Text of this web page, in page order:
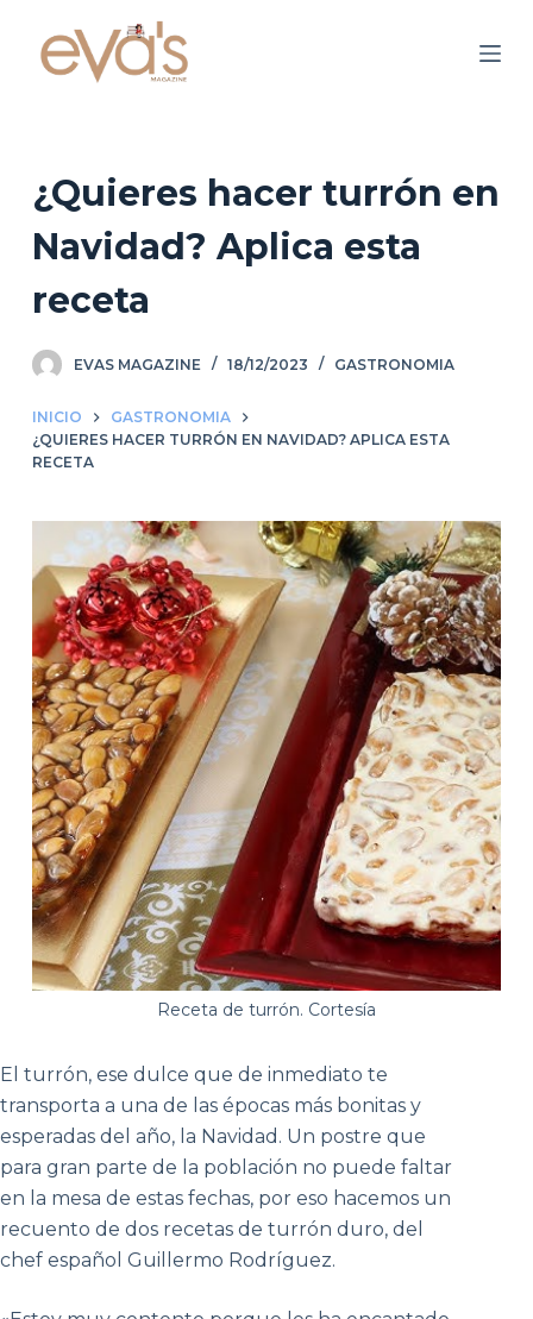
n
o
¿Quieres hacer turrón en
Navidad? Aplica esta
receta
EVAS MAGAZINE 18/12/2023 GASTRONOMIA
INICIO
GASTRONOMIA
¿QUIERES HACER TURRÓN EN NAVIDAD? APLICA ESTA
RECETA
Receta de turrón. Cortesía
El turrón, ese dulce que de inmediato te
transporta a una de las épocas más bonitas y
esperadas del año, la Navidad. Un postre que
para gran parte de la población no puede faltar
en la mesa de estas fechas, por eso hacemos un
recuento de dos recetas de turrón duro, del
chef español Guillermo Rodríguez.